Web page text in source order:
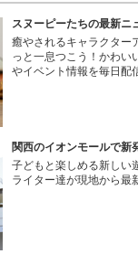
スヌーピーたちの最新ニ
癒やされるキャラクター
っと一息つこう！かわい
やイベント情報を毎日配
関西のイオンモールで新
子どもと楽しめる新しい
ライター達が現地から最